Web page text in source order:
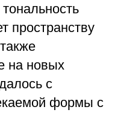
пространству
на новых
с
формы с